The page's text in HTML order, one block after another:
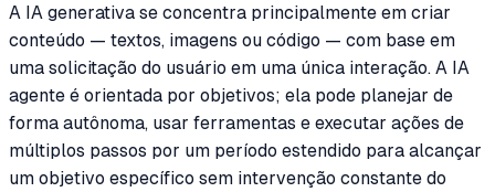
A IA generativa se concentra principalmente em criar
conteúdo — textos, imagens ou código — com base em
uma solicitação do usuário em uma única interação. A IA
agente é orientada por objetivos; ela pode planejar de
forma autônoma, usar ferramentas e executar ações de
múltiplos passos por um período estendido para alcançar
um objetivo específico sem intervenção constante do